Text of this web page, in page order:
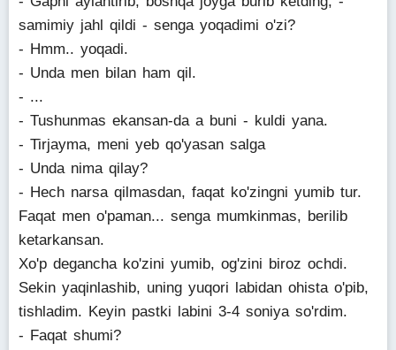
samimiy jahl qildi - senga yoqadimi o'zi?
- Hmm.. yoqadi.
- Unda men bilan ham qil.
- ...
- Tushunmas ekansan-da a buni - kuldi yana.
- Tirjayma, meni yeb qo'yasan salga
- Unda nima qilay?
- Hech narsa qilmasdan, faqat ko'zingni yumib tur.
Faqat men o'paman... senga mumkinmas, berilib
ketarkansan.
Xo'p degancha ko'zini yumib, og'zini biroz ochdi.
Sekin yaqinlashib, uning yuqori labidan ohista o'pib,
tishladim. Keyin pastki labini 3-4 soniya so'rdim.
- Faqat shumi?